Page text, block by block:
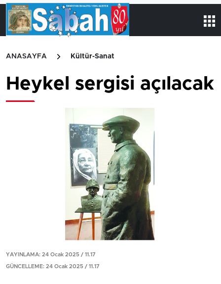
ANASAYFA Kültür-Sanat
Heykel sergisi açılacak
YAYINLAMA: 24 Ocak 2025 / 11.17
GÜNCELLEME: 24 Ocak 2025 / 11.17